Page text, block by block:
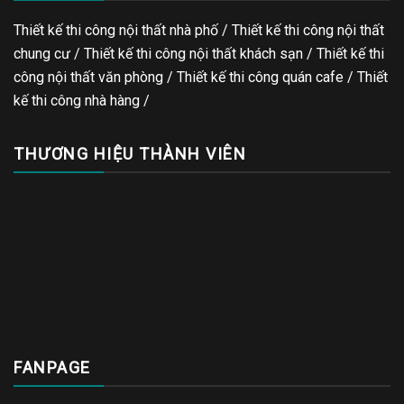
Thiết kế thi công nội thất nhà phố / Thiết kế thi công nội thất
chung cư / Thiết kế thi công nội thất khách sạn / Thiết kế thi
công nội thất văn phòng / Thiết kế thi công quán cafe / Thiết
kế thi công nhà hàng /
THƯƠNG HIỆU THÀNH VIÊN
FANPAGE